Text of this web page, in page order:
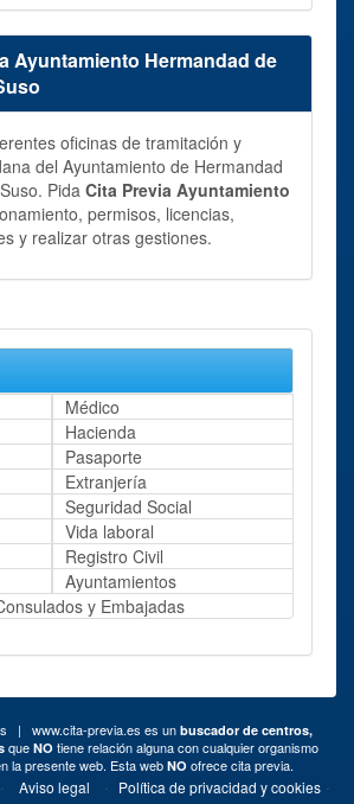
Ayuntamiento Hermandad de
oficinas de tramitación y
del Ayuntamiento de Hermandad
Pida Cita Previa Ayuntamiento
permisos, licencias,
y realizar otras gestiones.
Médico
Hacienda
Pasaporte
Extranjería
Seguridad Social
Vida laboral
Registro Civil
Ayuntamientos
y Embajadas
| www.cita-previa.es es un buscador de centros,
que NO tiene relación alguna con cualquier organismo
la presente web. Esta web NO ofrece cita previa.
Aviso legal · Política de privacidad y cookies·